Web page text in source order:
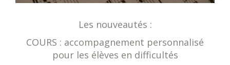
Les nouveautés :
COURS : accompagnement personnalisé
pour les élèves en difficultés